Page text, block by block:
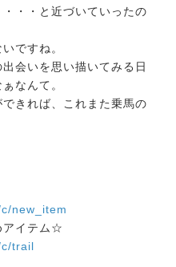
・・と近づいていったの
ですね。
会いを思い描いてみる日
なんて。
きれば、これまた乗馬の
new_item
イテム☆
trail